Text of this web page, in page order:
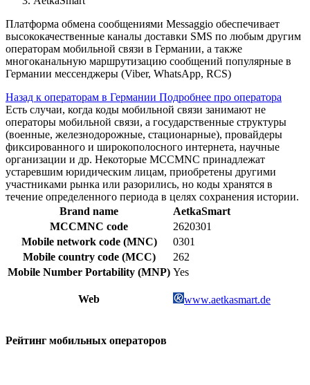
Платформа обмена сообщениями Messaggio обеспечивает
высококачественные каналы доставки SMS по любым другим
операторам мобильной связи в Германии, а также
многоканальную маршрутизацию сообщений популярные в
Германии мессенджеры (Viber, WhatsApp, RCS)
Назад к операторам в Германии Подробнее про оператора
Есть случаи, когда коды мобильной связи занимают не
операторы мобильной связи, а государственные структуры
(военные, железнодорожные, стационарные), провайдеры
фиксированного и широкополосного интернета, научные
организации и др. Некоторые MCCMNC принадлежат
устаревшим юридическим лицам, приобретены другими
участниками рынка или разорились, но коды хранятся в
течение определенного периода в целях сохранения истории.
Brand name
AetkaSmart
MCCMNC code
2620301
Mobile network code (MNC)
0301
Mobile country code (MCC)
262
Mobile Number Portability (MNP) Yes
Web www.aetkasmart.de
Рейтинг мобильных операторов